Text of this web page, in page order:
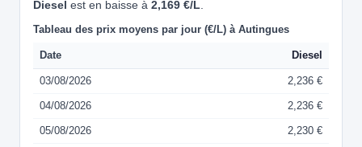
Diesel est en baisse à 2,169 €/L.
Tableau des prix moyens par jour (€/L) à Autingues
Date Diesel
03/08/2026 2,236 €
04/08/2026 2,236 €
05/08/2026 2,230 €